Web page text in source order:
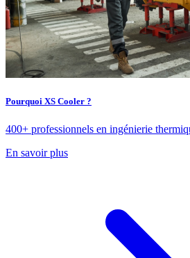
Pourquoi XS Cooler ?
400+ professionnels en ingénierie
En savoir plus